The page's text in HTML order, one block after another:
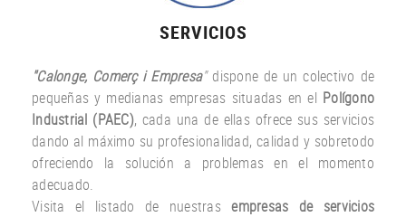
SERVICIOS
"Calonge, Comerç i Empresa"dispone de un colectivo de
pequeñas y medianas empresas situadas en el Polígono
Industrial (PAEC), cada una de ellas ofrece sus servicios
dando al máximo su profesionalidad, calidad y sobretodo
ofreciendo la solución a problemas en el momento
adecuado.
Visita el listado de nuestrasempresas de servicios